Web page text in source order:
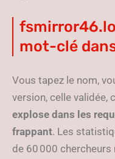
mot-clé
Vous tapez le nom,
version, celle validée,
explose dans les
frappant. Les
de 60 000